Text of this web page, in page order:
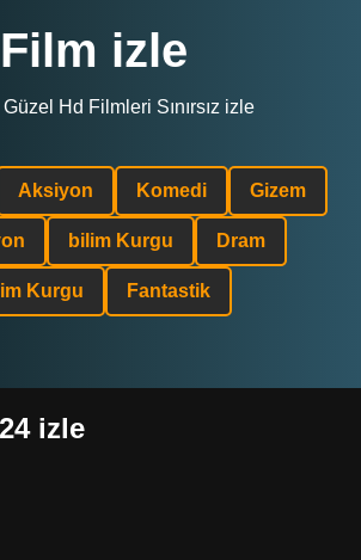
Film izle
Hd Filmleri Sınırsız izle
Aksiyon Komedi Gizem
bilim Kurgu Dram
Kurgu Fantastik
izle